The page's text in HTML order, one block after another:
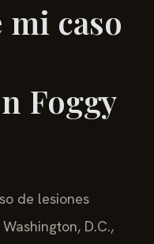
mi caso
Foggy
de lesiones
D.C.,